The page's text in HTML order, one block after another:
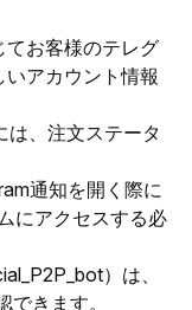
お客様のテレグ
いアカウント情報
は、注文ステータ
通知を開く際に
ムにアクセスする必
）は、
できます。